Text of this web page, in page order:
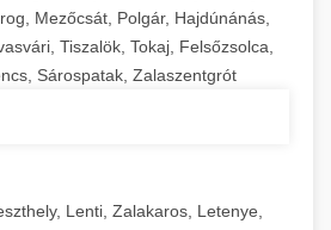
Mezőcsát, Polgár, Hajdúnánás,
Tiszalök, Tokaj, Felsőzsolca,
Sárospatak, Zalaszentgrót
Lenti, Zalakaros, Letenye,